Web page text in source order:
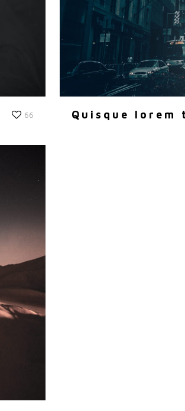
66 Quisque lorem